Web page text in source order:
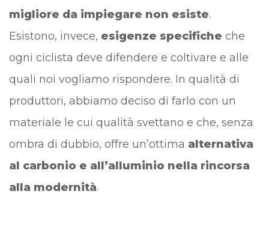
migliore da impiegare non esiste.
Esistono, invece, esigenze specifiche che
ogni ciclista deve difendere e coltivare e alle
quali noi vogliamo rispondere. In qualità di
produttori, abbiamo deciso di farlo con un
materiale le cui qualità svettano e che, senza
ombra di dubbio, offre un’ottima alternativa
al carbonio e all’alluminio nella rincorsa
alla modernità.